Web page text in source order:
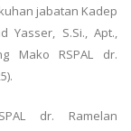
jabatan Kadep
Yasser, S.Si., Apt.,
Mako RSPAL dr.
dr. Ramelan